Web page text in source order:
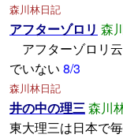
森川林日記
アフターゾロリ 森
アフターゾロリ
でいない 8/3
森川林日記
井の中の理三森川
東大理三は日本で